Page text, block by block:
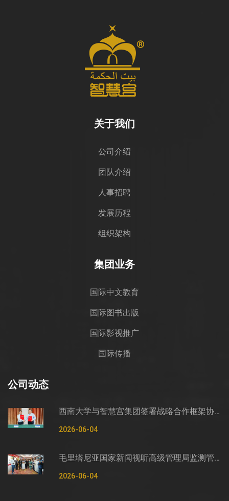
关于我们
公司介绍
团队介绍
人事招聘
发展历程
组织架构
集团业务
国际中文教育
国际图书出版
国际影视推广
国际传播
公司动态
西南大学与智慧宫集团签署战略合作框架协议
2026-06-04
毛里塔尼亚国家新闻视听高级管理局监测管控司司长穆罕默德·哈桑·埃萨利姆一行莅临智慧宫调研
2026-06-04